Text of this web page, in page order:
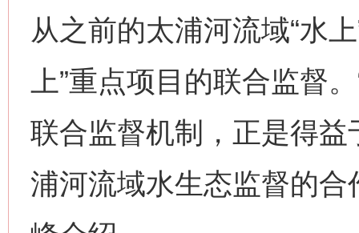
从之前的太浦河流域“水
上”重点项目的联合监督
联合监督机制，正是得
浦河流域水生态监督的合